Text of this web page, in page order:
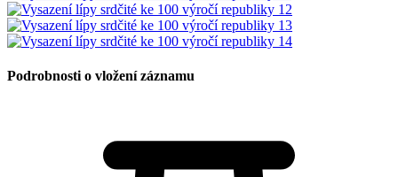
Podrobnosti o vložení záznamu